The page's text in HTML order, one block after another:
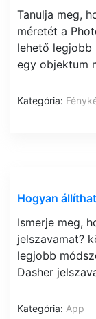
Tanulja meg,
méretét a
lehető legjobb
egy objektum
Kategória:
Hogyan
Ismerje meg,
jelszavamat?
legjobb
Dasher
Kategória: App